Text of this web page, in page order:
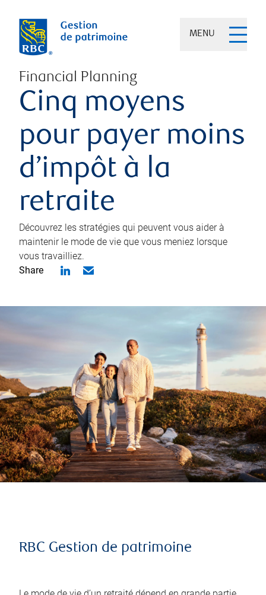
MENU
Financial Planning
Cinq moyens
pour payer moins
d’impôt à la
retraite
Découvrez les stratégies qui peuvent vous aider à
maintenir le mode de vie que vous meniez lorsque
vous travailliez.
Share
RBC Gestion de patrimoine